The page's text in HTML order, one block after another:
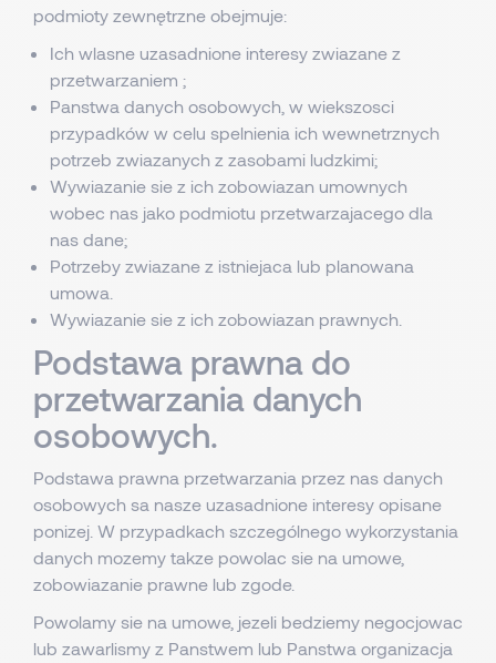
podmioty zewnętrzne obejmuje:
Ich wlasne uzasadnione interesy zwiazane z
przetwarzaniem ;
Panstwa danych osobowych, w wiekszosci
przypadków w celu spelnienia ich wewnetrznych
potrzeb zwiazanych z zasobami ludzkimi;
Wywiazanie sie z ich zobowiazan umownych
wobec nas jako podmiotu przetwarzajacego dla
nas dane;
Potrzeby zwiazane z istniejaca lub planowana
umowa.
Wywiazanie sie z ich zobowiazan prawnych.
Podstawa prawna do
przetwarzania danych
osobowych.
Podstawa prawna przetwarzania przez nas danych
osobowych sa nasze uzasadnione interesy opisane
ponizej. W przypadkach szczególnego wykorzystania
danych mozemy takze powolac sie na umowe,
zobowiazanie prawne lub zgode.
Powolamy sie na umowe, jezeli bedziemy negocjowac
lub zawarlismy z Panstwem lub Panstwa organizacja